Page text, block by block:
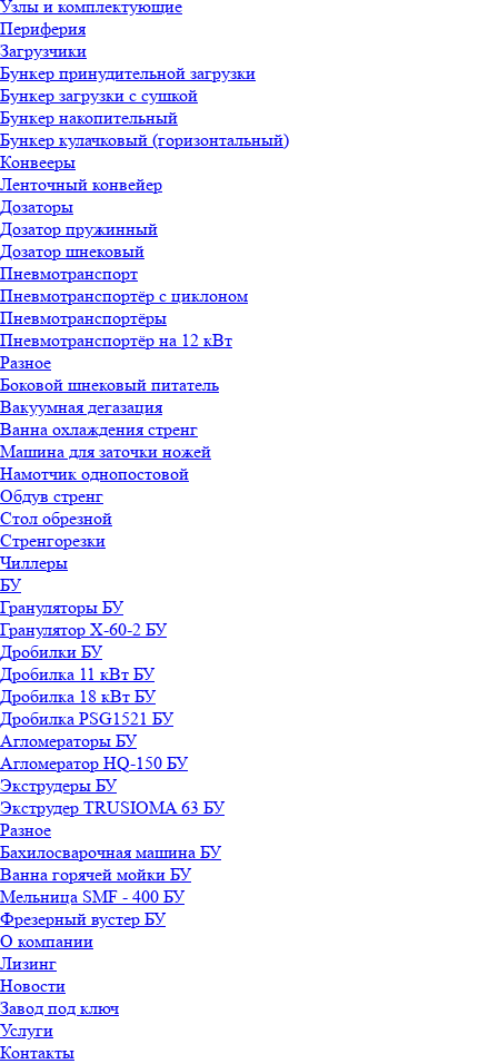
Узлы и комплектующие
Периферия
Загрузчики
Бункер принудительной загрузки
Бункер загрузки с сушкой
Бункер накопительный
Бункер кулачковый (горизонтальный)
Конвееры
Ленточный конвейер
Дозаторы
Дозатор пружинный
Дозатор шнековый
Пневмотранспорт
Пневмотранспортёр с циклоном
Пневмотранспортёры
Пневмотранспортёр на 12 кВт
Разное
Боковой шнековый питатель
Вакуумная дегазация
Ванна охлаждения стренг
Машина для заточки ножей
Намотчик однопостовой
Обдув стренг
Стол обрезной
Стренгорезки
Чиллеры
БУ
Грануляторы БУ
Гранулятор X-60-2 БУ
Дробилки БУ
Дробилка 11 кВт БУ
Дробилка 18 кВт БУ
Дробилка PSG1521 БУ
Агломераторы БУ
Агломератор HQ-150 БУ
Экструдеры БУ
Экструдер TRUSIOMA 63 БУ
Разное
Бахилосварочная машина БУ
Ванна горячей мойки БУ
Мельница SMF - 400 БУ
Фрезерный вустер БУ
О компании
Лизинг
Новости
Завод под ключ
Услуги
Контакты